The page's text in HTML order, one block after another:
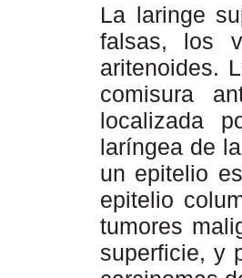
La laringe
falsas, los
aritenoides.
comisura
localizada
laríngea de
un epitelio
epitelio
tumores
superficie, y